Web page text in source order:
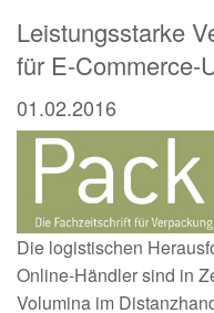
Leistungsstarke
für E-Commerce-
01.02.2016
Die logistischen
Online-Händler sind in
Volumina im